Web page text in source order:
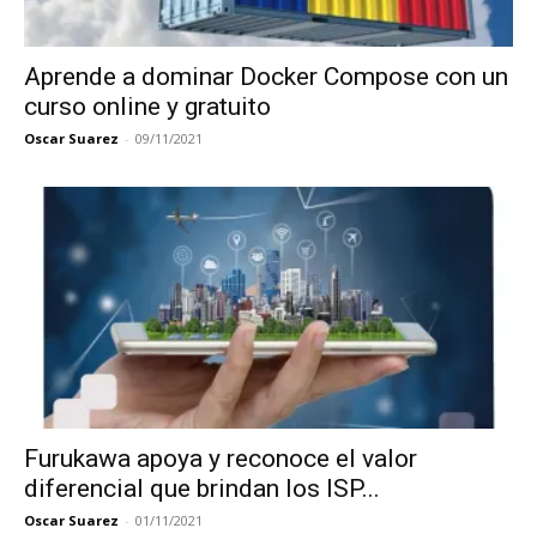
Aprende a dominar Docker Compose con un
curso online y gratuito
Oscar Suarez - 09/11/2021
Furukawa apoya y reconoce el valor
diferencial que brindan los ISP...
Oscar Suarez - 01/11/2021